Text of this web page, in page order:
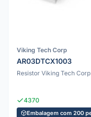
Viking Tech Corp
AR03DTCX1003
Resistor Viking Tech
4370
Embalagem com 200